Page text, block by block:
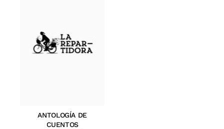
ANTOLOGÍA DE
CUENTOS